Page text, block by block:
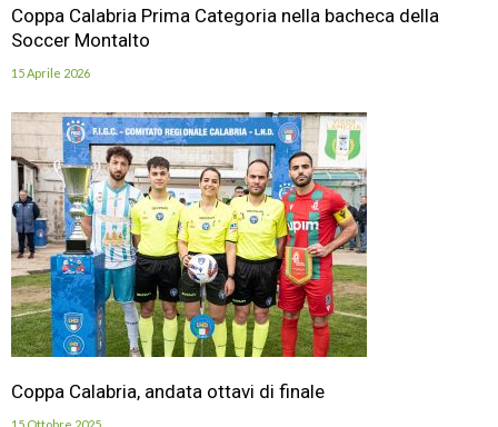
Coppa Calabria Prima Categoria nella bacheca della
Soccer Montalto
15 Aprile 2026
Coppa Calabria, andata ottavi di finale
15 Ottobre 2025